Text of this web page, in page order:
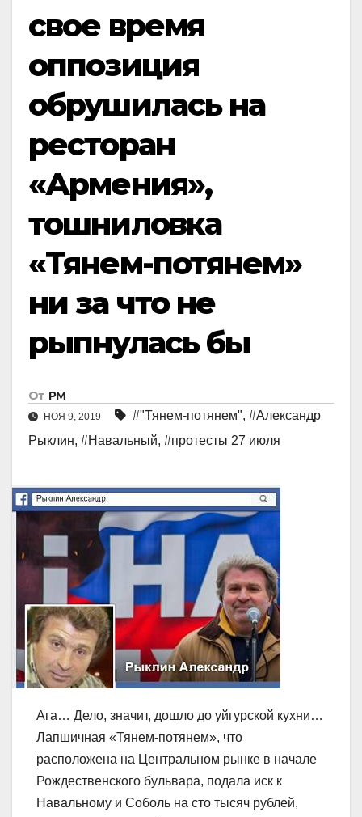
свое время
оппозиция
обрушилась на
ресторан
«Армения»,
тошниловка
«Тянем-потянем»
ни за что не
рыпнулась бы
От РМ
НОЯ 9, 2019 #"Тянем-потянем", #Александр
Рыклин, #Навальный, #протесты 27 июля
Ага… Дело, значит, дошло до уйгурской кухни…
Лапшичная «Тянем-потянем», что
расположена на Центральном рынке в начале
Рождественского бульвара, подала иск к
Навальному и Соболь на сто тысяч рублей,